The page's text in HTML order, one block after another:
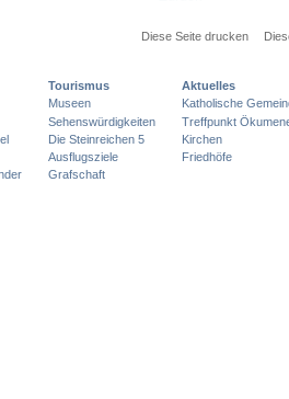
Diese Seite drucken
Tourismus
Museen
Sehenswürdigkeiten
Die Steinreichen 5
Ausflugsziele
Grafschaft
Aktuelles
Katholische
Treffpunkt
Kirchen
Friedhöfe